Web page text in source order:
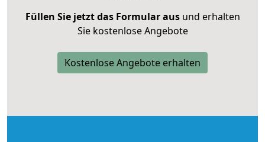
Füllen Sie jetzt das Formular ausund erhalten
Sie kostenlose Angebote
Kostenlose Angebote erhalten